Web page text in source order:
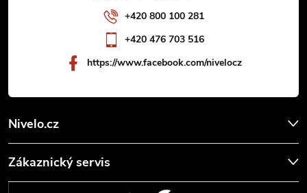
Nivelo.cz
Zákaznický servis
+420 800 100 281
+420 476 703 516
https://www.facebook.com/nivelocz